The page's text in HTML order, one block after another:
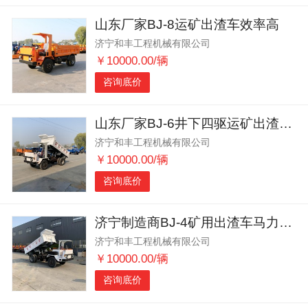
山东厂家BJ-8运矿出渣车效率高
济宁和丰工程机械有限公司
￥10000.00/辆
咨询底价
山东厂家BJ-6井下四驱运矿出渣车动力强劲
济宁和丰工程机械有限公司
￥10000.00/辆
咨询底价
济宁制造商BJ-4矿用出渣车马力强劲
济宁和丰工程机械有限公司
￥10000.00/辆
咨询底价